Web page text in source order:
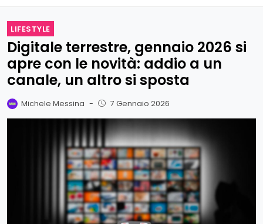
LIFESTYLE
Digitale terrestre, gennaio 2026 si
apre con le novità: addio a un
canale, un altro si sposta
Michele Messina - 7 Gennaio 2026